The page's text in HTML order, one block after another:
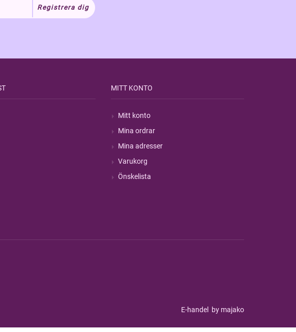
Registrera dig
MITT KONTO
Mitt konto
Mina ordrar
Mina adresser
Varukorg
Önskelista
E-handel by majako